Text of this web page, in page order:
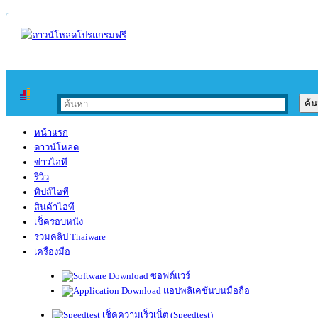
หน้าแรก
ดาวน์โหลด
ข่าวไอที
รีวิว
ทิปส์ไอที
สินค้าไอที
เช็ครอบหนัง
รวมคลิป Thaiware
เครื่องมือ
ซอฟต์แวร์
แอปพลิเคชันบนมือถือ
เช็คความเร็วเน็ต (Speedtest)